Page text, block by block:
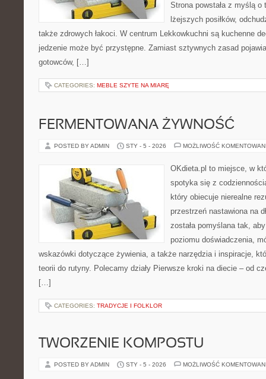
Strona powstała z myślą
lżejszych posiłków,
także zdrowych łakoci. W centrum Lekkowkuchni są kuchenne
jedzenie może być przystępne. Zamiast sztywnych zasad
gotowców, […]
CATEGORIES: MEBLE SZYTE NA MIARĘ
FERMENTOWANA ŻYWNOŚĆ
POSTED BY ADMIN STY - 5 - 2026 MOŻLIWOŚĆ
OKdieta.pl to miejsce, w
spotyka się z
który obiecuje nierealne
przestrzeń nastawiona na
została pomyślana tak,
poziomu doświadczenia,
wskazówki dotyczące żywienia, a także narzędzia i inspiracje,
teorii do rutyny. Polecamy działy Pierwsze kroki na diecie – od
[…]
CATEGORIES: TRADYCJE I FOLKLOR
TWORZENIE KOMPOSTU
POSTED BY ADMIN STY - 5 - 2026 MOŻLIWOŚĆ